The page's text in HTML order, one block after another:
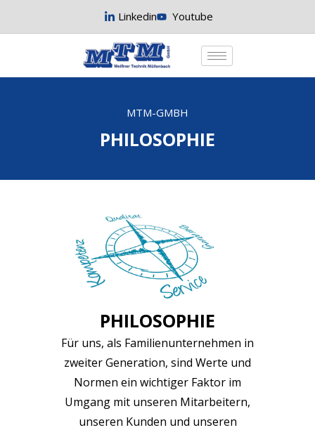
Linkedin Youtube
MTM-GMBH
PHILOSOPHIE
PHILOSOPHIE
Für uns, als Familienunternehmen in
zweiter Generation, sind Werte und
Normen ein wichtiger Faktor im
Umgang mit unseren Mitarbeitern,
unseren Kunden und unseren